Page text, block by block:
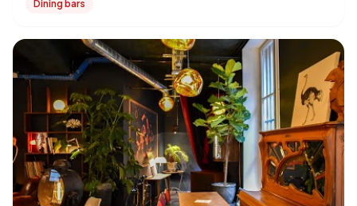
Dining bars